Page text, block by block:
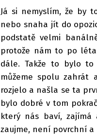
Já si nemyslím, že by
nebo snaha jít do
podstatě velmi
protože nám to po
dále. Takže to bylo
můžeme spolu zahrát
rozjelo a našla se ta
bylo dobré v tom
který nás baví, zajímá
zaujme, není povrchní